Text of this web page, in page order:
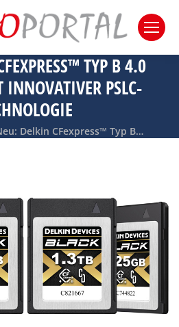
TYP B 4.0
INNOVATIVER PSLC-
hier:
Delkin CFexpress™ Typ B…